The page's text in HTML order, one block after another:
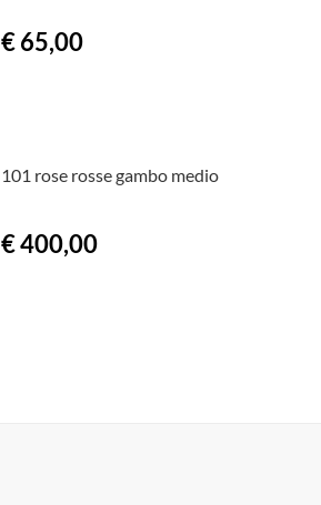
€ 65,00
101 rose rosse gambo medio
€ 400,00